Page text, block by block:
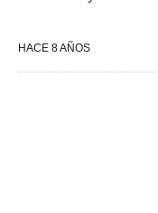
HACE 8 AÑOS